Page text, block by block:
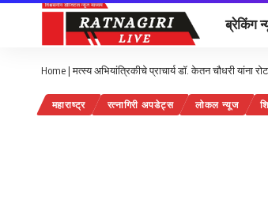
ब्रेकिंग
Home |मत्स्य अभियांत्रिकीचे प्राचार्य डॉ. केतन चौधरी यांना
महाराष्ट्र रत्नागिरी अपडेट्स लोकल न्यूज